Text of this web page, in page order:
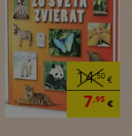
14,50€
7,95€